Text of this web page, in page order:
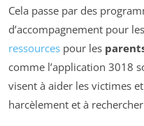
Cela passe par des
d’accompagnement pour les
ressources pour les
comme l’application 3018
visent à aider les victimes
harcèlement et à